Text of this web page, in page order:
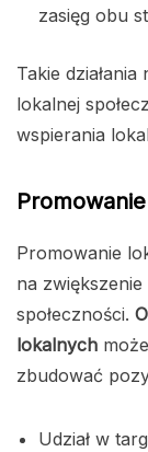
zasięg obu
Takie
lokalnej
wspierania
Promowanie
na
społeczności.
lokalnych
zbudować
Udział w